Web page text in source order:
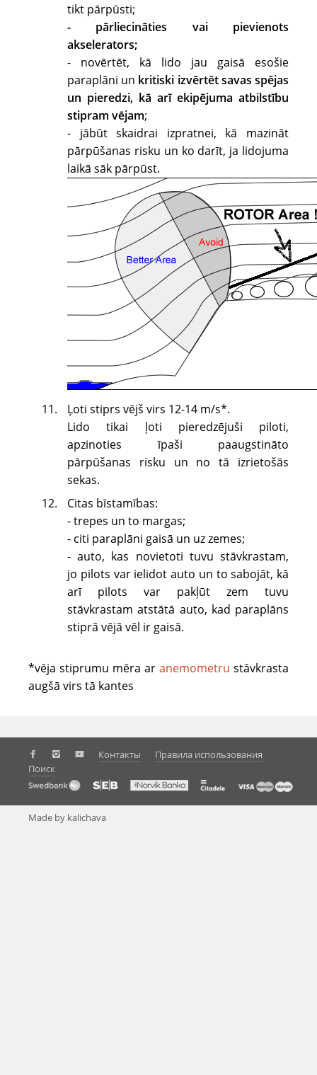
tikt pārpūsti;
- pārliecināties vai pievienots
akselerators;
- novērtēt, kā lido jau gaisā esošie
paraplāni un kritiski izvērtēt savas spējas
un pieredzi, kā arī ekipējuma atbilstību
stipram vējam;
- jābūt skaidrai izpratnei, kā mazināt
pārpūšanas risku un ko darīt, ja lidojuma
laikā sāk pārpūst.
Ļoti stiprs vējš virs 12-14 m/s*.
Lido tikai ļoti pieredzējuši piloti,
apzinoties īpaši paaugstināto
pārpūšanas risku un no tā izrietošās
sekas.
Citas bīstamības:
- trepes un to margas;
- citi paraplāni gaisā un uz zemes;
- auto, kas novietoti tuvu stāvkrastam,
jo pilots var ielidot auto un to sabojāt, kā
arī pilots var pakļūt zem tuvu
stāvkrastam atstātā auto, kad paraplāns
stiprā vējā vēl ir gaisā.
*vēja stiprumu mēra ar anemometru stāvkrasta
augšā virs tā kantes
Контакты
Правила использования
Поиск
Made by kalichava